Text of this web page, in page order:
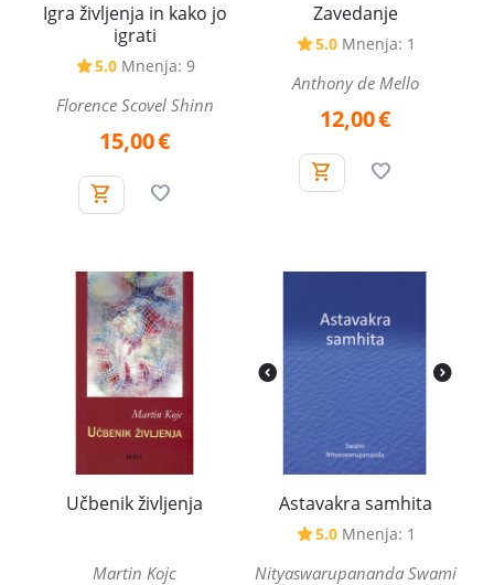
Igra življenja in kako jo
igrati
5.0 Mnenja: 9
Florence Scovel Shinn
15,00€
Zavedanje
5.0 Mnenja: 1
Anthony de Mello
12,00€
Učbenik življenja
Martin Kojc
Astavakra samhita
5.0 Mnenja: 1
Nityaswarupananda Swami